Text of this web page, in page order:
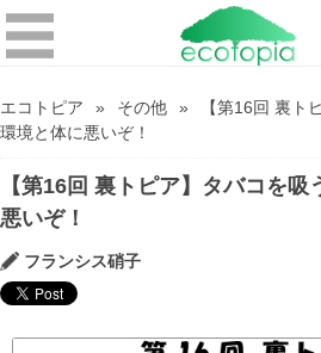
エコトピア その他
【第16回 裏ト
環境と体に悪いぞ！
【第16回 裏トピア】タバコを
悪いぞ！
フランシス硝子